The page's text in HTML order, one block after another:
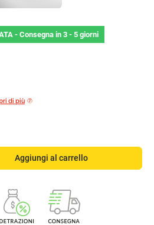
- Consegna in 3 - 5 giorni
di più
Aggiungi al carrello